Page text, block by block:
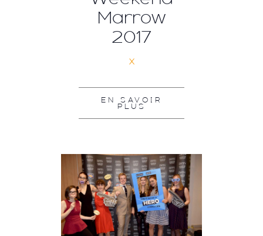
Marrow
2017
x
EN SAVOIR
PLUS